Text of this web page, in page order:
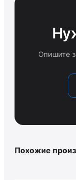
Опишите
Похожие